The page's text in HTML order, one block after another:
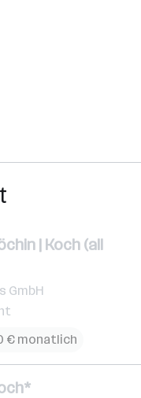
| Koch (all
GmbH
€ monatlich